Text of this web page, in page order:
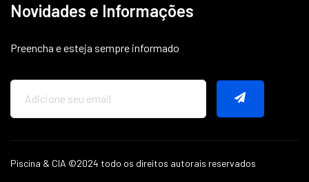
Novidades e Informações
Preencha e esteja sempre informado
Piscina & CIA ©2024 todo os direitos autorais reservados